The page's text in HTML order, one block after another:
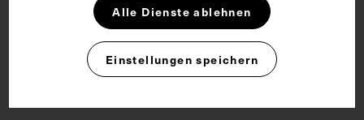
Tuberkulose
Alle Dienste ablehnen
Einstellungen speichern